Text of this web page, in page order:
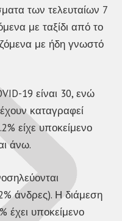
των τελευταίων 7
με ταξίδι από το
με ήδη γνωστό
19 είναι 30, ενώ
καταγραφεί
είχε υποκείμενο
άνω.
άνδρες). Η διάμεση
έχει υποκείμενο